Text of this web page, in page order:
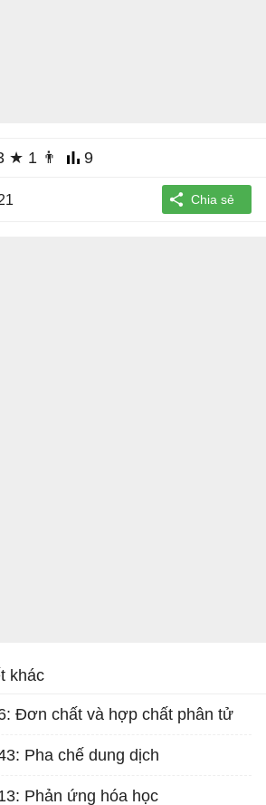
★ 1 👨 9
khác
Đơn chất và hợp chất phân tử
Pha chế dung dịch
Phản ứng hóa học